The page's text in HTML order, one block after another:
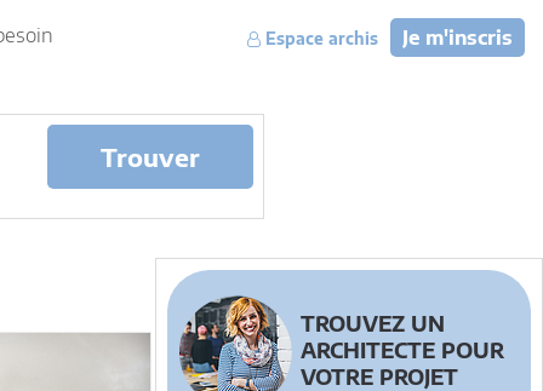
Je m'inscris
Espace archis
Trouver
TROUVEZ UN
ARCHITECTE POUR
VOTRE PROJET